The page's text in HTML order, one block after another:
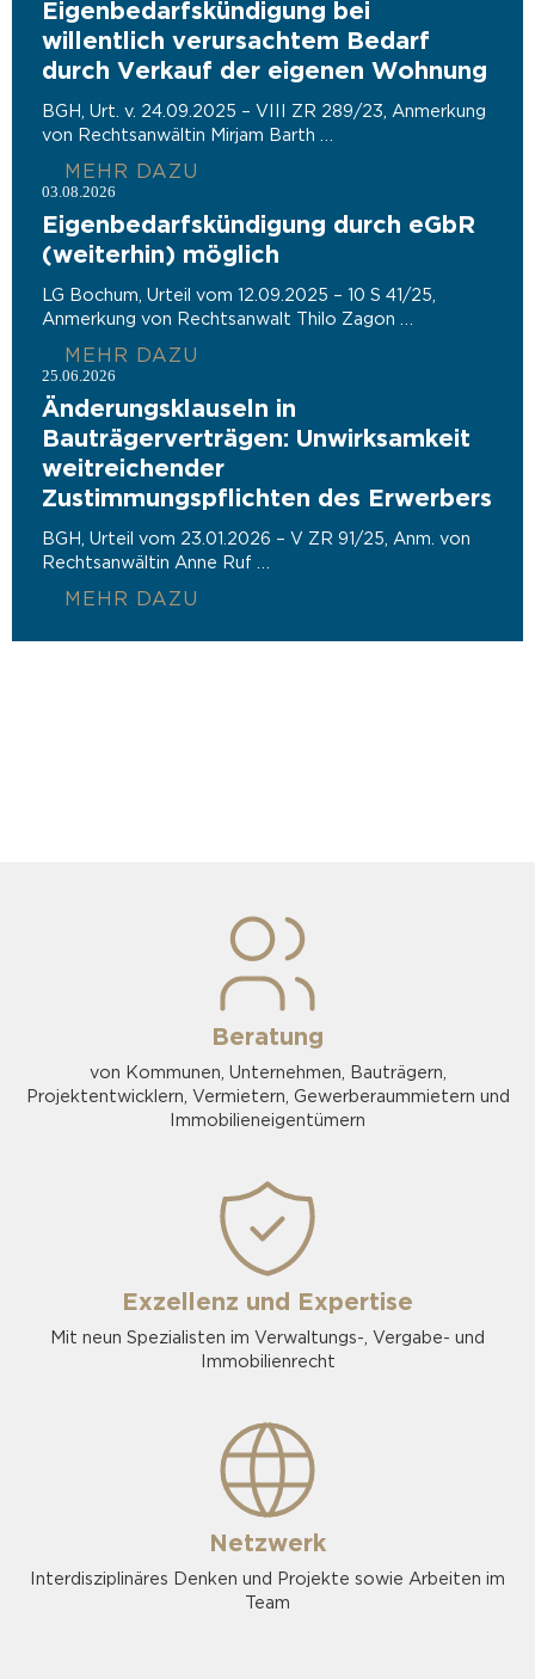
Eigenbedarfskündigung bei
willentlich verursachtem Bedarf
durch Verkauf der eigenen Wohnung
BGH, Urt. v. 24.09.2025 – VIII ZR 289/23, Anmerkung
von Rechtsanwältin Mirjam Barth
MEHR DAZU
03.08.2026
Eigenbedarfskündigung durch eGbR
(weiterhin) möglich
LG Bochum, Urteil vom 12.09.2025 – 10 S 41/25,
Anmerkung von Rechtsanwalt Thilo Zagon
MEHR DAZU
25.06.2026
Änderungsklauseln in
Bauträgerverträgen: Unwirksamkeit
weitreichender
Zustimmungspflichten des Erwerbers
BGH, Urteil vom 23.01.2026 – V ZR 91/25, Anm. von
Rechtsanwältin Anne Ruf
MEHR DAZU
Beratung
von Kommunen, Unternehmen, Bauträgern,
Projektentwicklern, Vermietern, Gewerberaummietern und
Immobilieneigentümern
Exzellenz und Expertise
Mit neun Spezialisten im Verwaltungs-, Vergabe- und
Immobilienrecht
Netzwerk
Interdisziplinäres Denken und Projekte sowie Arbeiten im
Team